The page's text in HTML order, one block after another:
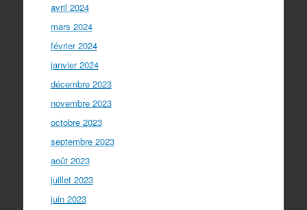
avril 2024
mars 2024
février 2024
janvier 2024
décembre 2023
novembre 2023
octobre 2023
septembre 2023
août 2023
juillet 2023
juin 2023